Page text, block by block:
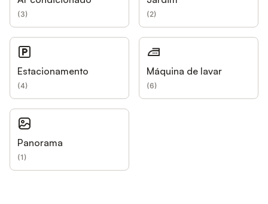
(3) (2)
Estacionamento
(4)
Máquina de lavar
(6)
Panorama
(1)